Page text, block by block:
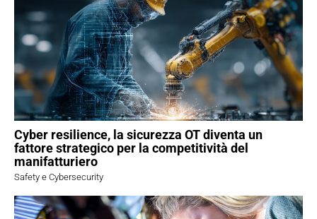
Cyber resilience, la sicurezza OT diventa un
fattore strategico per la competitività del
manifatturiero
Safety e Cybersecurity